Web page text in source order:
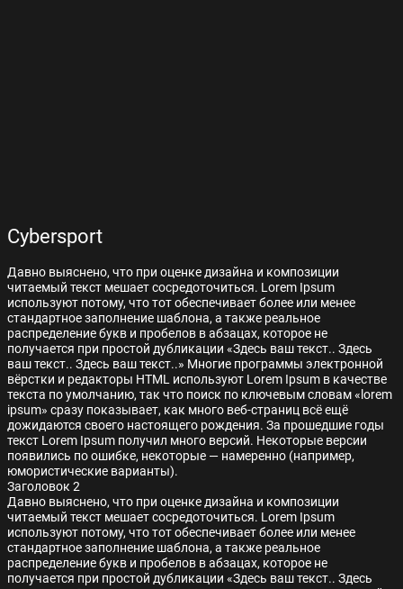
Cybersport
Давно выяснено, что при оценке дизайна и композиции
читаемый текст мешает сосредоточиться. Lorem Ipsum
используют потому, что тот обеспечивает более или менее
стандартное заполнение шаблона, а также реальное
распределение букв и пробелов в абзацах, которое не
получается при простой дубликации «Здесь ваш текст.. Здесь
ваш текст.. Здесь ваш текст..» Многие программы электронной
вёрстки и редакторы HTML используют Lorem Ipsum в качестве
текста по умолчанию, так что поиск по ключевым словам «lorem
ipsum» сразу показывает, как много веб-страниц всё ещё
дожидаются своего настоящего рождения. За прошедшие годы
текст Lorem Ipsum получил много версий. Некоторые версии
появились по ошибке, некоторые — намеренно (например,
юмористические варианты).
Заголовок 2
Давно выяснено, что при оценке дизайна и композиции
читаемый текст мешает сосредоточиться. Lorem Ipsum
используют потому, что тот обеспечивает более или менее
стандартное заполнение шаблона, а также реальное
распределение букв и пробелов в абзацах, которое не
получается при простой дубликации «Здесь ваш текст.. Здесь